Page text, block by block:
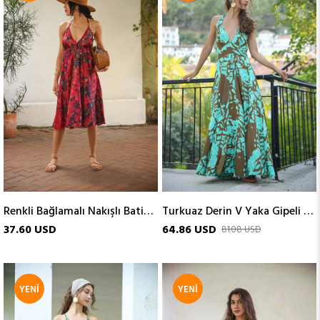
Renkli Bağlamalı Nakışlı Batik Desenli İpek Elbise
37.60 USD
ÜRÜN
Turkuaz Derin V Yaka Gipeli Boyundan Bağlamalı İpek Elbise
64.86 USD 81.08 USD
ÜRÜN
YENI YENI